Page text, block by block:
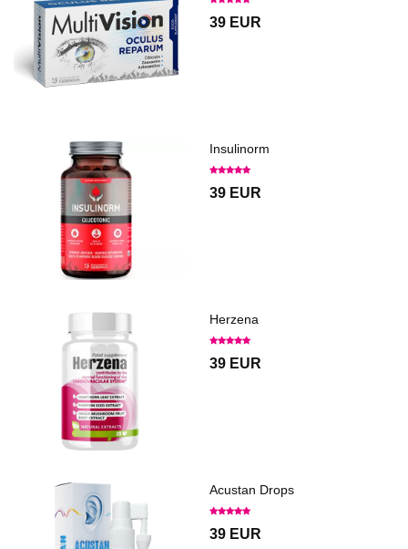
39 EUR
Insulinorm
39 EUR
Herzena
39 EUR
Acustan Drops
39 EUR